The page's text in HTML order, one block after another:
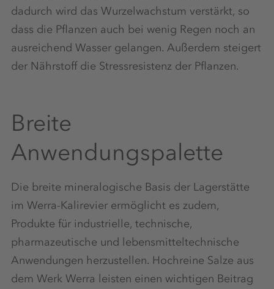
dadurch wird das Wurzelwachstum verstärkt, so
dass die Pflanzen auch bei wenig Regen noch an
ausreichend Wasser gelangen. Außerdem steigert
der Nährstoff die Stressresistenz der Pflanzen.
Breite
Anwendungspalette
Die breite mineralogische Basis der Lagerstätte
im Werra-Kalirevier ermöglicht es zudem,
Produkte für industrielle, technische,
pharmazeutische und lebensmitteltechnische
Anwendungen herzustellen. Hochreine Salze aus
dem Werk Werra leisten einen wichtigen Beitrag